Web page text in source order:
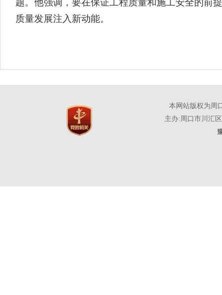
题。他强调，要在保证工程质量和施工安全的前
质量发展注入新动能。
本网站版权为周
主办:周口市川汇